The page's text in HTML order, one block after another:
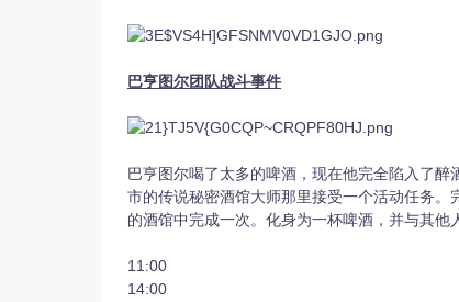
巴亨图尔团队战斗事件
巴亨图尔喝了太多的啤酒，现在他完全陷入了
市的传说秘密酒馆大师那里接受一个活动任务
的酒馆中完成一次。化身为一杯啤酒，并与其他
11:00
14:00